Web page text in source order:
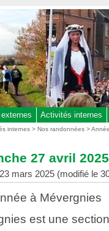
Activités internes
internes >Nos randonnées>
27 avril
mars 2025 (modifié le
à Mévergnies
est une